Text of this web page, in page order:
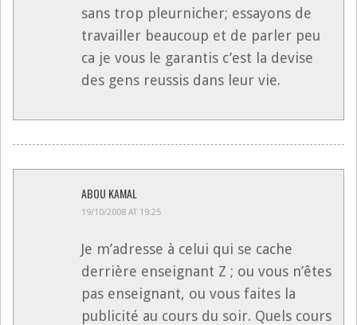
sans trop pleurnicher; essayons de
travailler beaucoup et de parler peu
ca je vous le garantis c’est la devise
des gens reussis dans leur vie.
ABOU KAMAL
19/10/2008 AT 19:25
Je m’adresse à celui qui se cache
derrière enseignant Z ; ou vous n’êtes
pas enseignant, ou vous faites la
publicité au cours du soir. Quels cours